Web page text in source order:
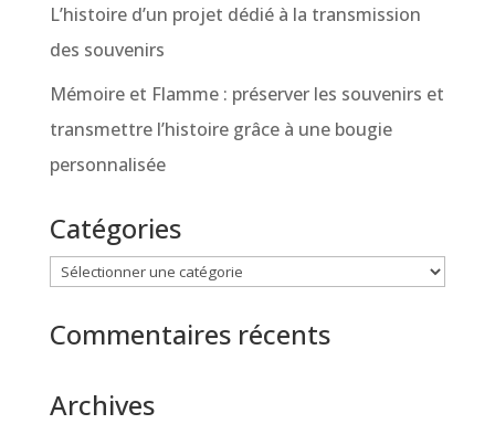
L’histoire d’un projet dédié à la transmission
des souvenirs
Mémoire et Flamme : préserver les souvenirs et
transmettre l’histoire grâce à une bougie
personnalisée
Catégories
Catégories
Commentaires récents
Archives